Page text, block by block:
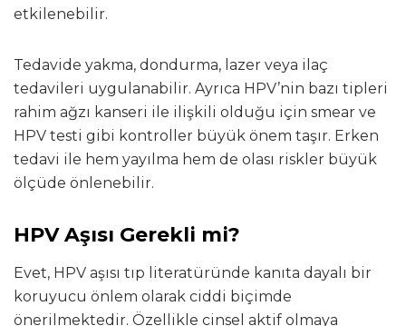
etkilenebilir.
Tedavide yakma, dondurma, lazer veya ilaç
tedavileri uygulanabilir. Ayrıca HPV’nin bazı tipleri
rahim ağzı kanseri ile ilişkili olduğu için smear ve
HPV testi gibi kontroller büyük önem taşır. Erken
tedavi ile hem yayılma hem de olası riskler büyük
ölçüde önlenebilir.
HPV Aşısı Gerekli mi?
Evet, HPV aşısı tıp literatüründe kanıta dayalı bir
koruyucu önlem olarak ciddi biçimde
önerilmektedir. Özellikle cinsel aktif olmaya